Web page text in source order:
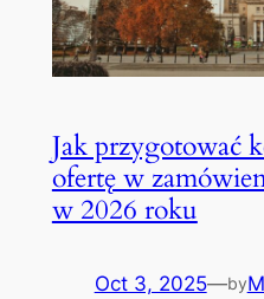
Jak przygotować
ofertę w
w 2026 roku
Oct 3, 2025—by